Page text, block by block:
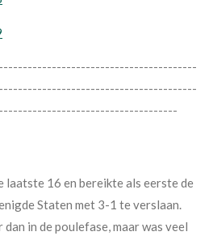
laatste 16 en bereikte als eerste de
Staten met 3-1 te verslaan.
in de poulefase, maar was veel